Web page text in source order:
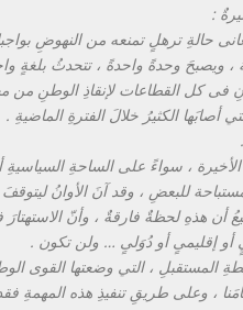
:
حالةِ ترهلٍ تمنعه من النهوضِ
، ويصبحَ وحدةً واحدةً ، تتحدثُ بلغةٍ
فى كل القطاعات لإنقاذِ الوطنِ من
أصابَها الكثيرُ خلالَ الفترةِ الماضيةِ .
، سواءً على الساحةِ السياسيةِ
للبعضِ ، وقد آنَ الأوانُ ليتوقفَ
أن هذهِ لحظةٌ فارقةٌ ، وأنّ
إقليمىٍ أو دُوَلىٍ … ولن تكون .
المستقبلِ ، التي وضعتها القوى
، وعلى طريقِ تنفيذِ هذه المهمةِ